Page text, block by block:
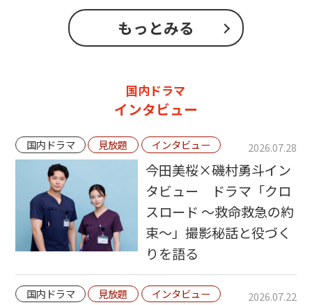
もっとみる
国内ドラマ
インタビュー
国内ドラマ 見放題 インタビュー 2026.07.28
今田美桜×磯村勇斗イン
タビュー ドラマ「クロ
スロード ～救命救急の約
束～」撮影秘話と役づく
りを語る
国内ドラマ 見放題
インタビュー
2026.07.22